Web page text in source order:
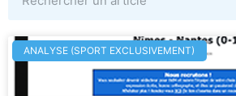
ANALYSE (SPORT EXCLUSIVEMENT)